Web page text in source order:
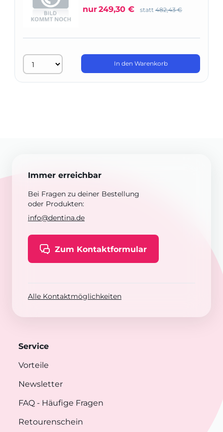
nur249,30 € statt 482,43 €
In den Warenkorb
Immer erreichbar
Bei Fragen zu deiner Bestellung
oder Produkten:
info@dentina.de
Zum Kontaktformular
Alle Kontaktmöglichkeiten
Service
Vorteile
Newsletter
FAQ - Häufige Fragen
Retourenschein